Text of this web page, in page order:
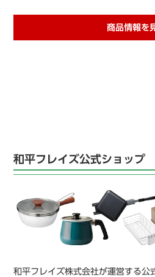
商品情報を
和平フレイズ公式ショップ
和平フレイズ株式会社が運営する公